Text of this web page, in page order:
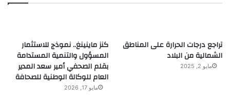
كنز ماينينغ.. نموذج للاستثمار
المسؤول والتنمية المستدامة
بقلم الصحفي أمير سعد المدير
العام للوكالة الوطنية للصحافة
مايو 17, 2026
تراجع درجات الحرارة على المناطق
الشمالية من البلاد
مايو 2, 2025